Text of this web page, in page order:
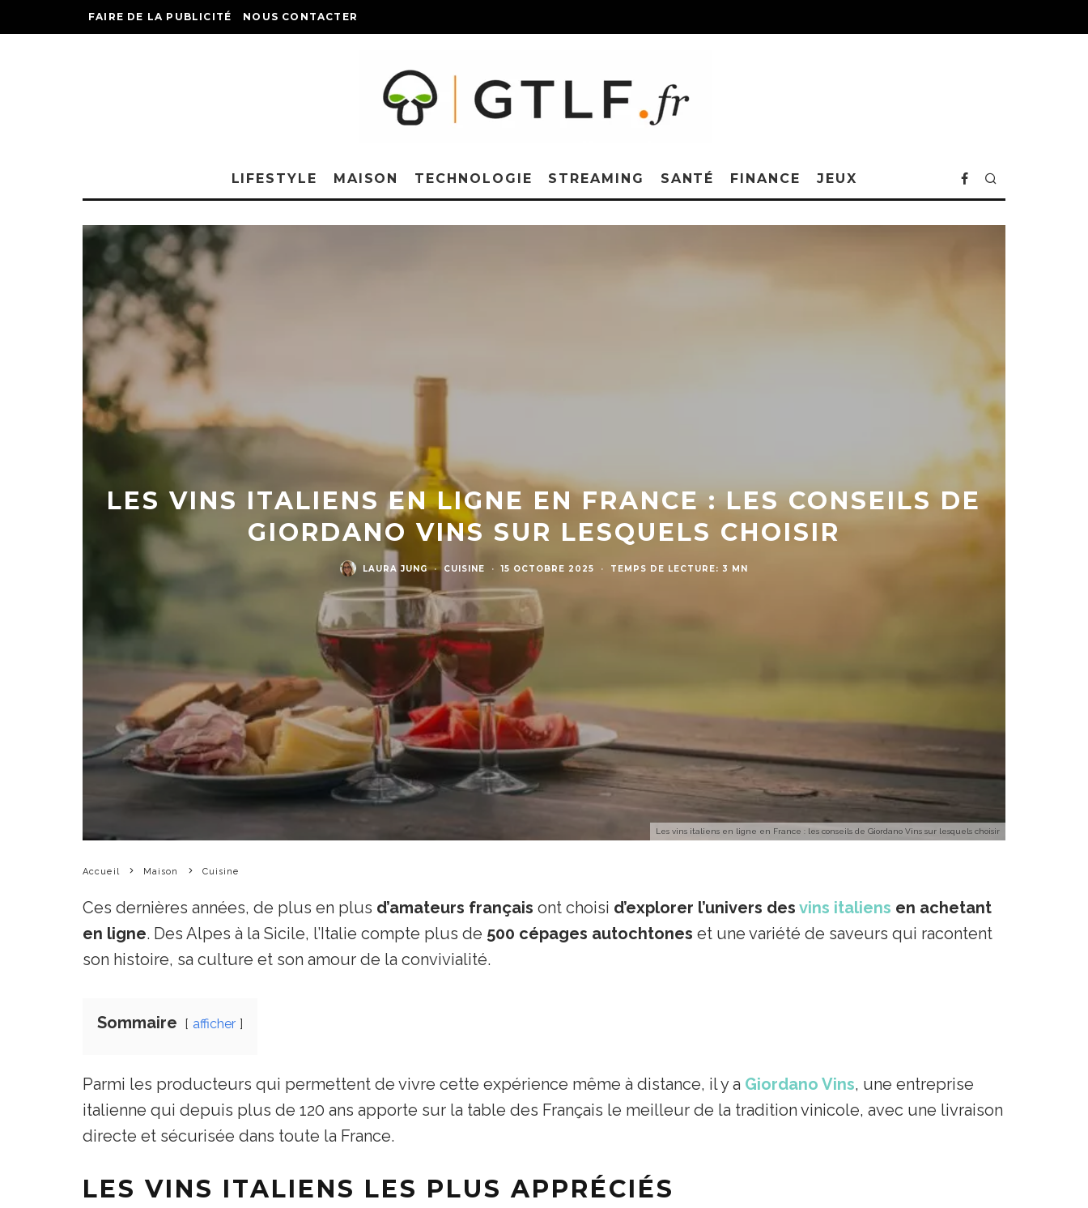
FAIRE DE LA PUBLICITÉ NOUS CONTACTER
LIFESTYLE MAISON TECHNOLOGIE STREAMING SANTÉ FINANCE JEUX
Les vins italiens en ligne en France : les conseils de Giordano Vins sur lesquels choisir
LES VINS ITALIENS EN LIGNE EN FRANCE : LES CONSEILS DE
GIORDANO VINS SUR LESQUELS CHOISIR
LAURA JUNG · CUISINE · 15 OCTOBRE 2025 · TEMPS DE LECTURE: 3 MN
Accueil Maison Cuisine
Ces dernières années, de plus en plus d’amateurs français ont choisi d’explorer l’univers des vins italiens en achetant
en ligne. Des Alpes à la Sicile, l’Italie compte plus de 500 cépages autochtones et une variété de saveurs qui racontent
son histoire, sa culture et son amour de la convivialité.
Sommaire afficher
Parmi les producteurs qui permettent de vivre cette expérience même à distance, il y a Giordano Vins, une entreprise
italienne qui depuis plus de 120 ans apporte sur la table des Français le meilleur de la tradition vinicole, avec une livraison
directe et sécurisée dans toute la France.
LES VINS ITALIENS LES PLUS APPRÉCIÉS